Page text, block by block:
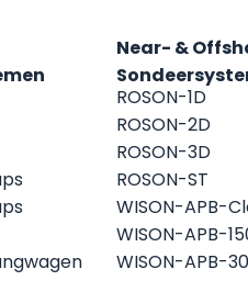
Near- &
ROSON-1D
ROSON-2D
ROSON-3D
ROSON-ST
WISON-APB-
WISON-APB-
WISON-APB-